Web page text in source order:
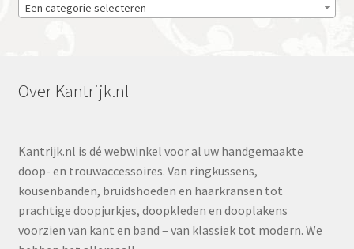
Een categorie selecteren
Over Kantrijk.nl
Kantrijk.nl is dé webwinkel voor al uw handgemaakte
doop- en trouwaccessoires. Van ringkussens,
kousenbanden, bruidshoeden en haarkransen tot
prachtige doopjurkjes, doopkleden en dooplakens
voorzien van kant en band – van klassiek tot modern. We